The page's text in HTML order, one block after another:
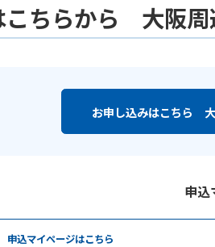
ちらから 大阪周
お申し込みはこちら 大
申込
申込マイページはこちら